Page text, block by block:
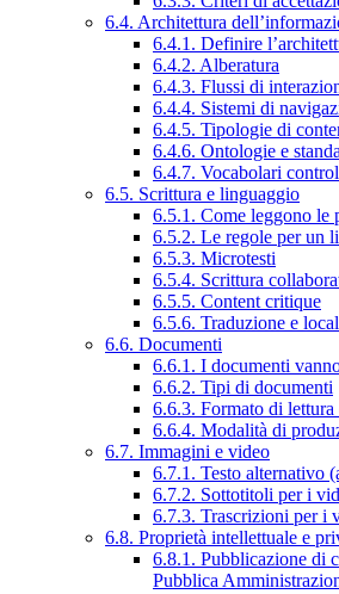
6.4. Architettura
6.4.1. Definire
6.4.2. Alberatura
6.4.3. Flussi di
6.4.4. Sistemi di
6.4.5. Tipologie di
6.4.6. Ontologie e
6.4.7. Vocabolari
6.5. Scrittura e linguaggio
6.5.1. Come leggono le
6.5.2. Le regole per un
6.5.3. Microtesti
6.5.4. Scrittura
6.5.5. Content critique
6.5.6. Traduzione e
6.6. Documenti
6.6.1. I documenti
6.6.2. Tipi di documenti
6.6.3. Formato di
6.6.4. Modalità di
6.7. Immagini e video
6.7.1. Testo alternativo
6.7.2. Sottotitoli per i
6.7.3. Trascrizioni per i
6.8. Proprietà intellettuale e
6.8.1. Pubblicazione di
Pubblica